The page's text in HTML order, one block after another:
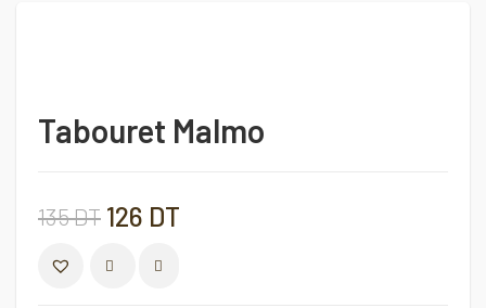
Tabouret Malmo
135DT Le
prix
126 DT